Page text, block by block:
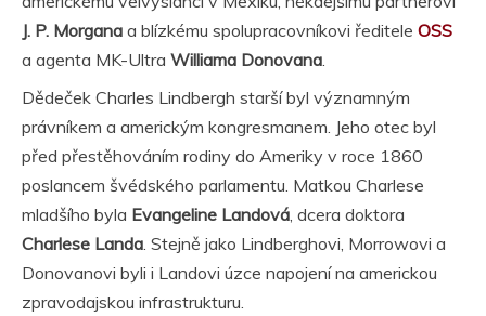
J. P. Morgana a blízkému spolupracovníkovi ředitele OSS
a agenta MK-Ultra Williama Donovana.
Dědeček Charles Lindbergh starší byl významným
právníkem a americkým kongresmanem. Jeho otec byl
před přestěhováním rodiny do Ameriky v roce 1860
poslancem švédského parlamentu. Matkou Charlese
mladšího byla Evangeline Landová, dcera doktora
Charlese Landa. Stejně jako Lindberghovi, Morrowovi a
Donovanovi byli i Landovi úzce napojení na americkou
zpravodajskou infrastrukturu.